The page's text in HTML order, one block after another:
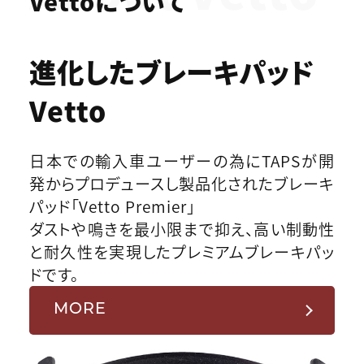
進化したブレーキパッド
Vetto
日本での輸入車ユーザーの為にTAPSが開
発からプロデュースし製品化されたブレーキ
パッド「Vetto Premier」
ダストや鳴きを最小限まで抑え、高い制動性
と耐久性を実現したプレミアムブレーキパッ
ドです。
MORE